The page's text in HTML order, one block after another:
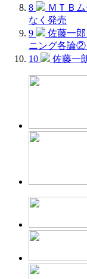
8
ＭＴＢ
なく発売
9
佐藤一
ニング各論②
10
佐藤一